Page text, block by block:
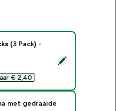
Crew Socks (3 Pack) - White
(3 Pack) -
€ 2,40‎
met gedraaide